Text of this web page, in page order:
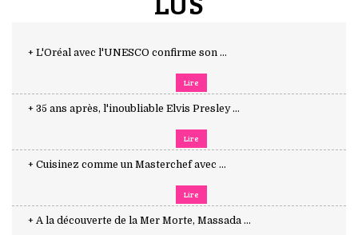
+ L'Oréal avec l'UNESCO confirme son ...
Lire
+ 35 ans après, l'inoubliable Elvis Presley ...
Lire
+ Cuisinez comme un Masterchef avec ...
Lire
+ A la découverte de la Mer Morte, Massada ...